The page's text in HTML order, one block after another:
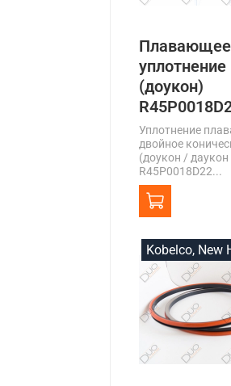
Плавающее
уплотнение
(доукон)
Уплотнение
двойное
(доукон /
R45P0018D22...
Kobelco, New